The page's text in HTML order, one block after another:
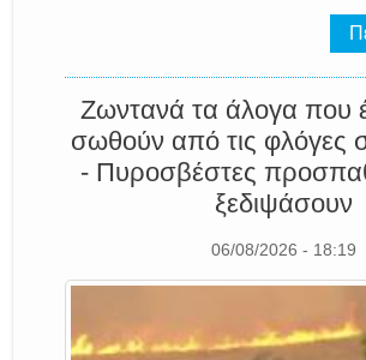
Ζωντανά τα άλογα που
σωθούν από τις φλόγες
- Πυροσβέστες
ξεδιψάσουν
06/08/2026 - 18:19